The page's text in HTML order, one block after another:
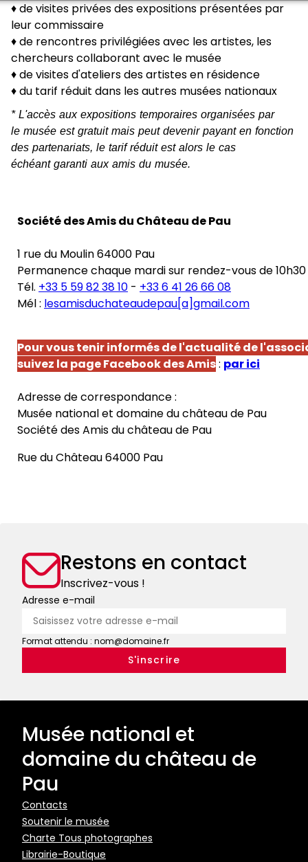
♦ de visites privées des expositions présentées par
leur commissaire
♦ de rencontres privilégiées avec les artistes, les
chercheurs collaborant avec le musée
♦ de visites d'ateliers des artistes en résidence
♦ du tarif réduit dans les autres musées nationaux
* L'accès aux expositions temporaires organisées par
le musée est gratuit mais peut devenir payant en fonction
des partenariats, le tarif réduit est alors le cas
échéant garanti aux amis du musée.
Société des Amis du Château de Pau
1 rue du Moulin 64000 Pau
Permanence chaque mardi sur rendez-vous de 10h30
Tél. +33 5 59 82 38 10 - +33 6 41 26 66 08
Mél : lesamisduchateaudepau[a]gmail.com
Pour vous tenir informés de l'actualité de
suivez la page Facebook des Amis: par ici
Adresse de correspondance :
Musée national et domaine du château de Pau
Société des Amis du château de Pau
Rue du Château 64000 Pau
Restons en contact
Inscrivez-vous !
Adresse e-mail
Format attendu : nom@domaine.fr
Musée national et
domaine du château de
Pau
Pied
de
page
Contacts
Soutenir le musée
Charte Tous photographes
Librairie-Boutique